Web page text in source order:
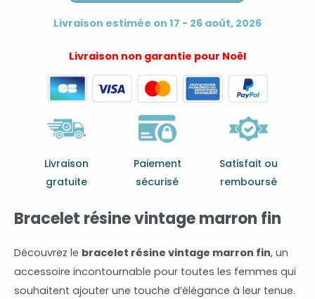
Livraison estimée on 17 - 26 août, 2026
Livraison non garantie pour Noël
Livraison
gratuite
Paiement
sécurisé
Satisfait ou
remboursé
Bracelet résine vintage marron fin
Découvrez le bracelet résine vintage marron fin, un
accessoire incontournable pour toutes les femmes qui
souhaitent ajouter une touche d’élégance à leur tenue.